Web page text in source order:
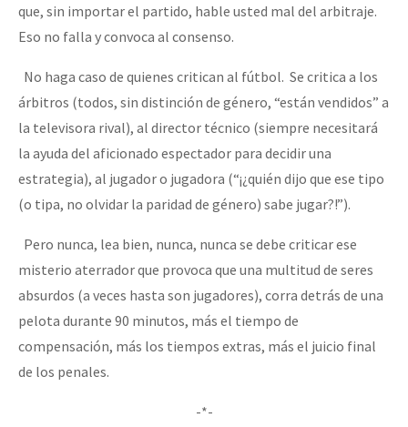
que, sin importar el partido, hable usted mal del arbitraje.
Eso no falla y convoca al consenso.
No haga caso de quienes critican al fútbol. Se critica a los
árbitros (todos, sin distinción de género, “están vendidos” a
la televisora rival), al director técnico (siempre necesitará
la ayuda del aficionado espectador para decidir una
estrategia), al jugador o jugadora (“¡¿quién dijo que ese tipo
(o tipa, no olvidar la paridad de género) sabe jugar?!”).
Pero nunca, lea bien, nunca, nunca se debe criticar ese
misterio aterrador que provoca que una multitud de seres
absurdos (a veces hasta son jugadores), corra detrás de una
pelota durante 90 minutos, más el tiempo de
compensación, más los tiempos extras, más el juicio final
de los penales.
-*-